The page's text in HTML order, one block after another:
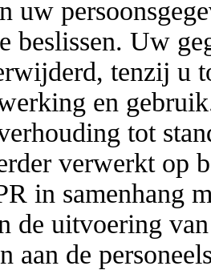
uw
beslissen. Uw
tenzij u
en
tot
verwerkt op
in samenhang
de uitvoering
aan de